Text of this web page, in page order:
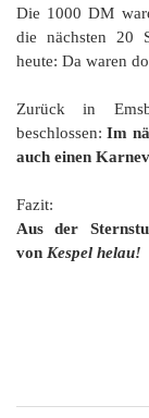
Die 1000 DM
die nächsten 20
heute: Da waren
Zurück in
beschlossen:Im
auch einen
Fazit:
Aus der
von Kespel helau!